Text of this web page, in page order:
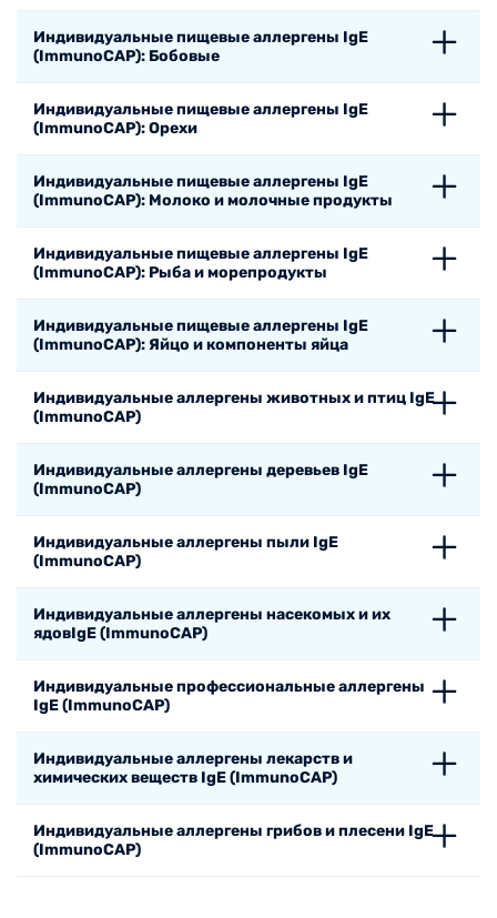
Индивидуальные пищевые аллергены IgE
(ImmunoCAP): Бобовые
Индивидуальные пищевые аллергены IgE
(ImmunoCAP): Орехи
Индивидуальные пищевые аллергены IgE
(ImmunoCAP): Молоко и молочные продукты
Индивидуальные пищевые аллергены IgE
(ImmunoCAP): Рыба и морепродукты
Индивидуальные пищевые аллергены IgE
(ImmunoCAP): Яйцо и компоненты яйца
Индивидуальные аллергены животных и птиц IgE
(ImmunoCAP)
Индивидуальные аллергены деревьев IgE
(ImmunoCAP)
Индивидуальные аллергены пыли IgE
(ImmunoCAP)
Индивидуальные аллергены насекомых и их
ядовIgE (ImmunoCAP)
Индивидуальные профессиональные аллергены
IgE (ImmunoCAP)
Индивидуальные аллергены лекарств и
химических веществ IgE (ImmunoCAP)
Индивидуальные аллергены грибов и плесени IgE
(ImmunoCAP)